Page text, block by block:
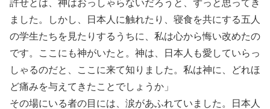
許せとは、神はおっしゃらないだろうと、ずっと思ってき
ました。しかし、日本人に触れたり、寝食を共にする五人
の学生たちを見たりするうちに、私は心から悔い改めたの
です。ここにも神がいたと。神は、日本人も愛していらっ
しゃるのだと、ここに来て知りました。私は神に、どれほ
ど痛みを与えてきたことでしょうか」
その場にいる者の目には、涙があふれていました。日本人